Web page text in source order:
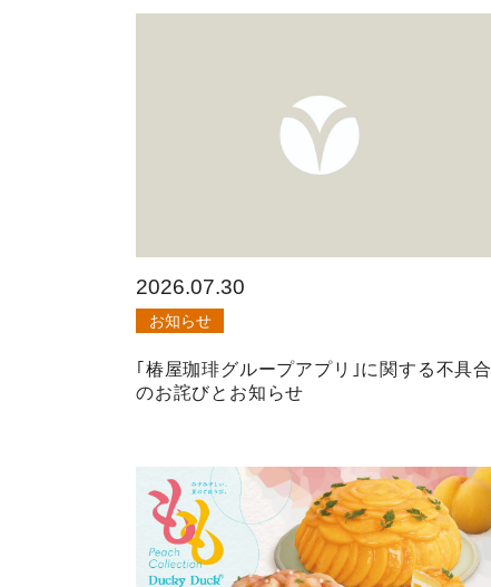
2026.07.30
お知らせ
｢椿屋珈琲グループアプリ｣に関する不具合
のお詫びとお知らせ